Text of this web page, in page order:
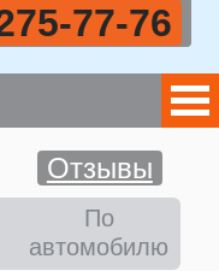
77-76
Отзывы
По
автомобилю